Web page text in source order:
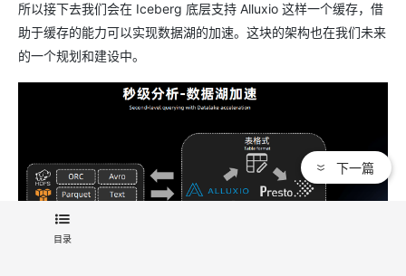
所以接下去我们会在 Iceberg 底层支持 Alluxio 这样一个缓存，借
助于缓存的能力可以实现数据湖的加速。这块的架构也在我们未来
的一个规划和建设中。
目录
下一篇